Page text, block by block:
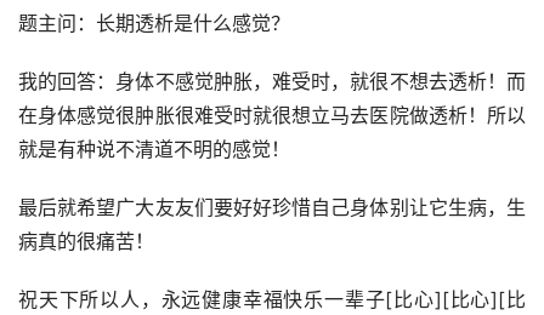
题主问：长期透析是什么感觉？
我的回答：身体不感觉肿胀，难受时，就很不想去透析！而
在身体感觉很肿胀很难受时就很想立马去医院做透析！所以
就是有种说不清道不明的感觉！
最后就希望广大友友们要好好珍惜自己身体别让它生病，生
病真的很痛苦！
祝天下所以人，永远健康幸福快乐一辈子[比心][比心][比